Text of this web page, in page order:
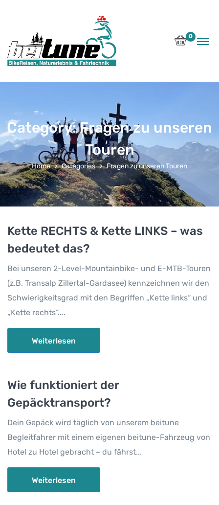
0
Category:Fragen zu unseren
Touren
Home Categories Fragen zu unseren Touren
Kette RECHTS & Kette LINKS – was
bedeutet das?
Bei unseren 2-Level-Mountainbike- und E-MTB-Touren
(z.B. Transalp Zillertal-Gardasee) kennzeichnen wir den
Schwierigkeitsgrad mit den Begriffen „Kette links“ und
„Kette rechts“....
Weiterlesen
Wie funktioniert der
Gepäcktransport?
Dein Gepäck wird täglich von unserem beitune
Begleitfahrer mit einem eigenen beitune-Fahrzeug von
Hotel zu Hotel gebracht – du fährst...
Weiterlesen